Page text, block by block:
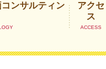
ンサルティン
アクセ
ス